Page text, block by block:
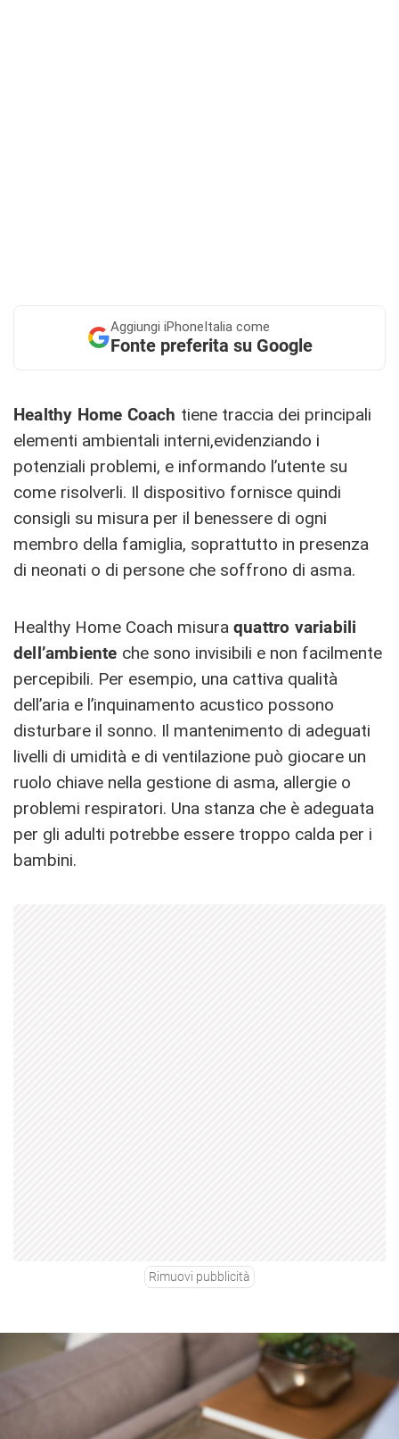
Aggiungi iPhoneItalia come
Fonte preferita su Google
Healthy Home Coach tiene traccia dei principali
elementi ambientali interni,evidenziando i
potenziali problemi, e informando l’utente su
come risolverli. Il dispositivo fornisce quindi
consigli su misura per il benessere di ogni
membro della famiglia, soprattutto in presenza
di neonati o di persone che soffrono di asma.
Healthy Home Coach misura quattro variabili
dell’ambiente che sono invisibili e non facilmente
percepibili. Per esempio, una cattiva qualità
dell’aria e l’inquinamento acustico possono
disturbare il sonno. Il mantenimento di adeguati
livelli di umidità e di ventilazione può giocare un
ruolo chiave nella gestione di asma, allergie o
problemi respiratori. Una stanza che è adeguata
per gli adulti potrebbe essere troppo calda per i
bambini.
Rimuovi pubblicità